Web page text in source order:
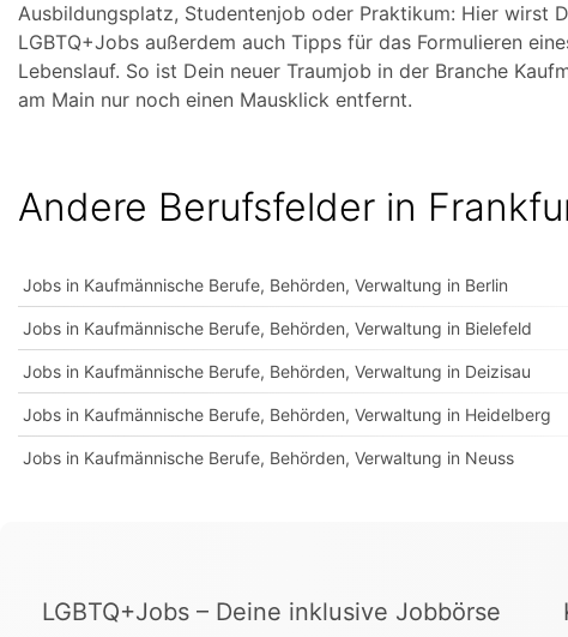
Ausbildungsplatz, Studentenjob oder Praktikum: Hier wirst
LGBTQ+Jobs außerdem auch Tipps für das Formulieren
Lebenslauf. So ist Dein neuer Traumjob in der Branche
am Main nur noch einen Mausklick entfernt.
Andere Berufsfelder in
Jobs in Kaufmännische Berufe, Behörden, Verwaltung in Berlin
Jobs in Kaufmännische Berufe, Behörden, Verwaltung in Bielefeld
Jobs in Kaufmännische Berufe, Behörden, Verwaltung in Deizisau
Jobs in Kaufmännische Berufe, Behörden, Verwaltung in Heidelberg
Jobs in Kaufmännische Berufe, Behörden, Verwaltung in Neuss
LGBTQ+Jobs – Deine inklusive Jobbörse